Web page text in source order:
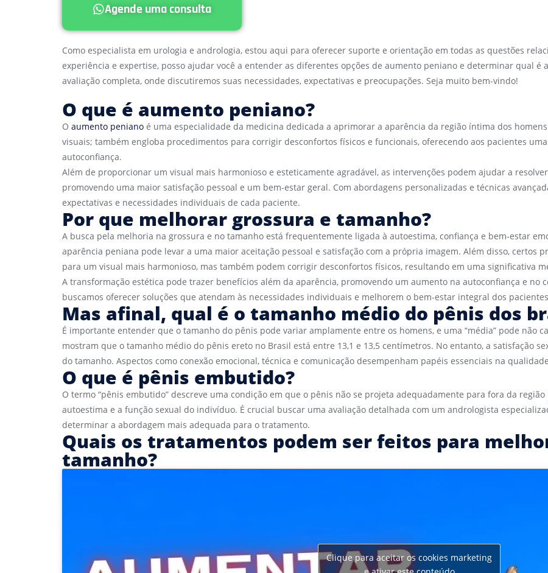
Agende uma consulta
Como especialista em urologia e andrologia, estou aqui para oferecer suporte e orientação em todas as questões
experiência e expertise, posso ajudar você a entender as diferentes opções de aumento peniano e determinar qual é
avaliação completa, onde discutiremos suas necessidades, expectativas e preocupações. Seja muito bem-vindo!
O que é aumento peniano?
O aumento peniano é uma especialidade da medicina dedicada a aprimorar a aparência da região íntima dos
visuais; também engloba procedimentos para corrigir desconfortos físicos e funcionais, oferecendo aos pacientes
autoconfiança.
Além de proporcionar um visual mais harmonioso e esteticamente agradável, as intervenções podem ajudar a
promovendo uma maior satisfação pessoal e um bem-estar geral. Com abordagens personalizadas e técnicas
expectativas e necessidades individuais de cada paciente.
Por que melhorar grossura e tamanho?
A busca pela melhoria na grossura e no tamanho está frequentemente ligada à autoestima, confiança e bem-estar
aparência peniana pode levar a uma maior aceitação pessoal e satisfação com a própria imagem. Além disso, certos
para um visual mais harmonioso, mas também podem corrigir desconfortos físicos, resultando em uma significativa
A transformação estética pode trazer benefícios além da aparência, promovendo um aumento na autoconfiança e no
buscamos oferecer soluções que atendam às necessidades individuais e melhorem o bem-estar integral dos
Mas afinal, qual é o tamanho médio do pênis dos
É importante entender que o tamanho do pênis pode variar amplamente entre os homens, e uma “média” pode não
mostram que o tamanho médio do pênis ereto no Brasil está entre 13,1 e 13,5 centímetros. No entanto, a satisfação
do tamanho. Aspectos como conexão emocional, técnica e comunicação desempenham papéis essenciais na
O que é pênis embutido?
O termo “pênis embutido” descreve uma condição em que o pênis não se projeta adequadamente para fora da
autoestima e a função sexual do indivíduo. É crucial buscar uma avaliação detalhada com um andrologista
determinar a abordagem mais adequada para o tratamento.
Quais os tratamentos podem ser feitos para
tamanho?
Clique para aceitar os cookies marketing